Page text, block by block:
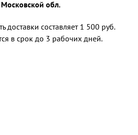
обл.
доставки составляет 1 500 руб.
в срок до 3 рабочих дней.